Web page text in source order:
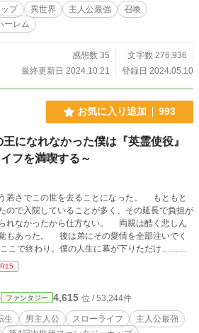
プ 異世界 主人公最強
召喚
ーレム
感想数 35
文字数 276,936
最終更新日 2024.10.21
登録日 2024.05.10
お気に入り追加 993
になれなかった僕は『英霊使役』
フを満喫する～
若さでこの世を去ることになった。 もともと
ので入院していることが多く、その延長で負担が
れなかったから仕方ない。 両親は酷く悲しん
もあった。 後は弟にその愛情を全部注いでく
によりどうやら僕はラノベやアニメでよくある
しい。 今度の人生は簡単に死なない身体が
決める。 「僕をリッチにして欲
降り立つのだった
R15
ファンタジー 4,615 位 / 53,244件
生 男主人公 スローライフ
主人公最強